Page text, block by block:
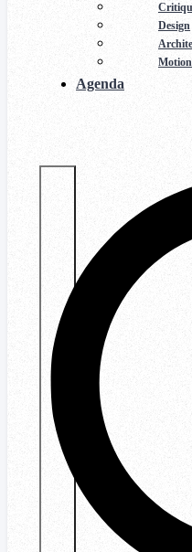
Design
Motion
Agenda